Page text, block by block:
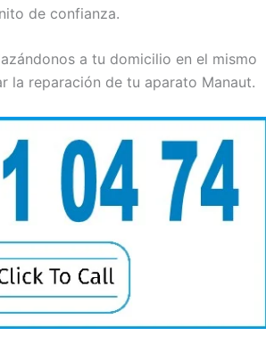
de confianza.
a tu domicilio en el mismo
la reparación de tu aparato Manaut.